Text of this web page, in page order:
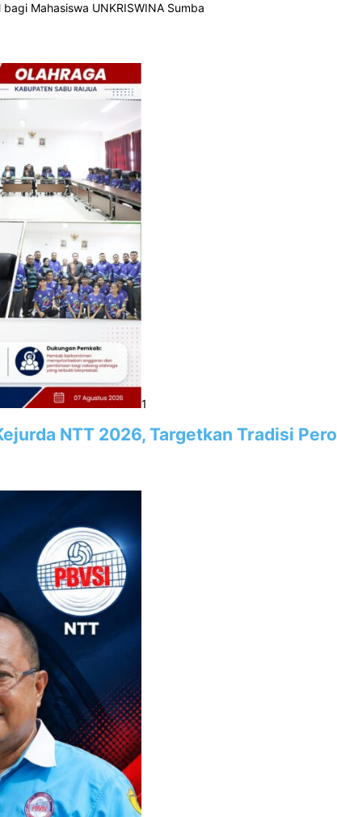
Mahasiswa UNKRISWINA Sumba
1
NTT 2026, Targetkan Tradisi